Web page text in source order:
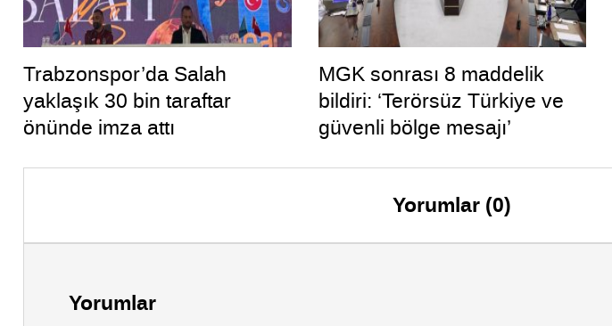
Trabzonspor’da Salah
yaklaşık 30 bin taraftar
önünde imza attı
MGK sonrası 8 maddelik
bildiri: ‘Terörsüz Türkiye ve
güvenli bölge mesajı’
Yorumlar (0)
Yorumlar